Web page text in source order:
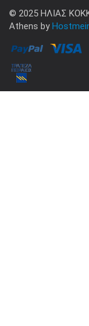
© 2025 ΗΛΙΑΣ
Athens by